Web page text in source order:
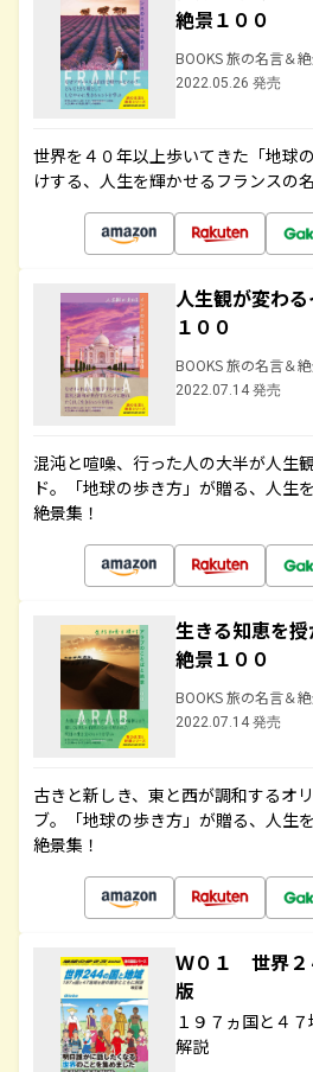
絶景１００
BOOKS 旅の名言＆
2022.05.26 発売
世界を４０年以上歩いてきた「地球
けする、人生を輝かせるフランスの
人生観が変わ
１００
BOOKS 旅の名言＆
2022.07.14 発売
混沌と喧噪、行った人の大半が人生
ド。「地球の歩き方」が贈る、人生
絶景集！
生きる知恵を
絶景１００
BOOKS 旅の名言＆
2022.07.14 発売
古きと新しき、東と西が調和するオ
ブ。「地球の歩き方」が贈る、人生
絶景集！
Ｗ０１ 世界
版
１９７ヵ国と４
解説